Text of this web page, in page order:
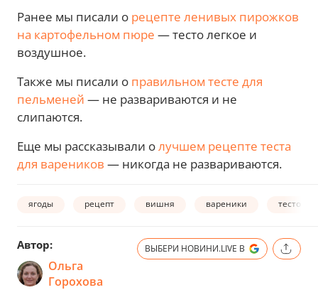
Ранее мы писали о рецепте ленивых пирожков
на картофельном пюре — тесто легкое и
воздушное.
Также мы писали о правильном тесте для
пельменей — не развариваются и не
слипаются.
Еще мы рассказывали олучшем рецепте теста
для вареников — никогда не развариваются.
ягоды рецепт вишня вареники тесто
Автор:
Ольга
Горохова
ВЫБЕРИ НОВИНИ.LIVE В